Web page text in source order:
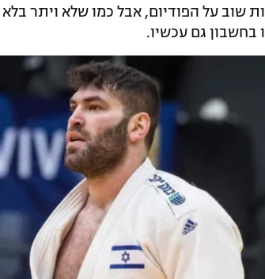
שוב על הפודיום, אבל כמו שלא ויתר
בחשבון גם עכשיו.